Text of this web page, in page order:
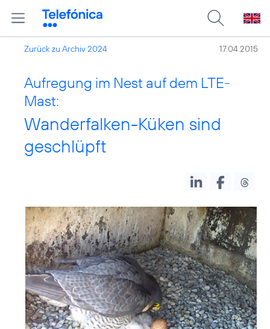
Zurück zu Archiv 2024 17.04.2015
Aufregung im Nest auf dem LTE-
Mast:
Wanderfalken-Küken sind
geschlüpft